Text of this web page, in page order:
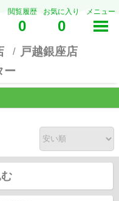
閲覧履歴
0
お気に入り
0
メニュー
戸越銀座店
ー